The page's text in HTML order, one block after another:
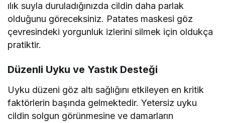
ılık suyla duruladığınızda cildin daha parlak
olduğunu göreceksiniz. Patates maskesi göz
çevresindeki yorgunluk izlerini silmek için oldukça
pratiktir.
Düzenli Uyku ve Yastık Desteği
Uyku düzeni göz altı sağlığını etkileyen en kritik
faktörlerin başında gelmektedir. Yetersiz uyku
cildin solgun görünmesine ve damarların